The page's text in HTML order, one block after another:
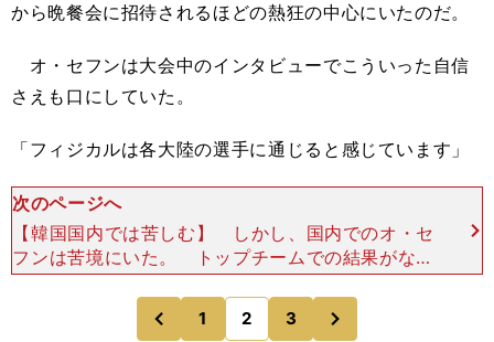
から晩餐会に招待されるほどの熱狂の中心にいたのだ。
オ・セフンは大会中のインタビューでこういった自信
さえも口にしていた。
「フィジカルは各大陸の選手に通じると感じています」
次のページへ
【韓国国内では苦しむ】 しかし、国内でのオ・セ
フンは苦境にいた。 トップチームでの結果がなか
なか出ない。2018年には蔚山で３試合出場０ゴー
ル、2019年のＵ－20Ｗ杯には２部の牙山ムグンフ
ァにレ
前
のページへ
1 2 3